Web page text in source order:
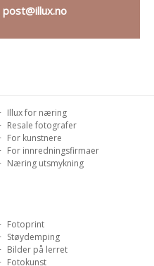
post@illux.no
Illux for næring
Resale fotografer
For kunstnere
For innredningsfirmaer
Næring utsmykning
Fotoprint
Støydemping
Bilder på lerret
Fotokunst